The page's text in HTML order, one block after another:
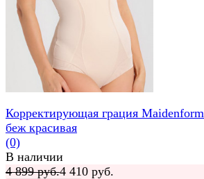
Корректирующая грация
беж красивая
(0)
В наличии
4 899 руб.4 410 руб.